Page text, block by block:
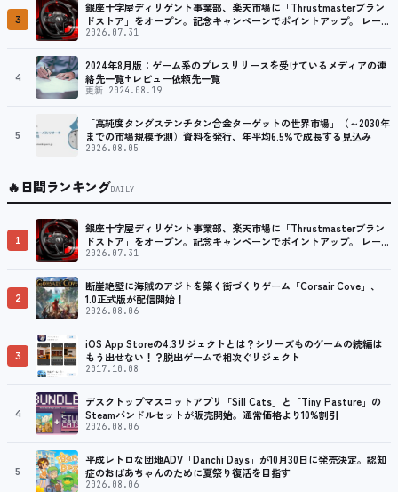
3
銀座十字屋ディリゲント事業部、楽天市場に「Thrustmasterブラン
ドストア」をオープン。記念キャンペーンでポイントアップ。 レーシ
ング／フライトシム向けコントローラーを中心に、幅広くラインナッ
2026.07.31
4
2024年8月版：ゲーム系のプレスリリースを受けているメディアの連
絡先一覧+レビュー依頼先一覧
更新 2024.08.19
5
「高純度タングステンチタン合金ターゲットの世界市場」（～2030年
までの市場規模予測）資料を発行、年平均6.5%で成長する見込み
2026.08.05
🔥日間ランキングDAILY
1
銀座十字屋ディリゲント事業部、楽天市場に「Thrustmasterブラン
ドストア」をオープン。記念キャンペーンでポイントアップ。 レーシ
ング／フライトシム向けコントローラーを中心に、幅広くラインナッ
2026.07.31
2
断崖絶壁に海賊のアジトを築く街づくりゲーム「Corsair Cove」、
1.0正式版が配信開始！
2026.08.06
3
iOS App Storeの4.3リジェクトとは？シリーズものゲームの続編は
もう出せない！？脱出ゲームで相次ぐリジェクト
2017.10.08
4
デスクトップマスコットアプリ「Sill Cats」と「Tiny Pasture」の
Steamバンドルセットが販売開始。通常価格より10%割引
2026.08.06
5
平成レトロな団地ADV「Danchi Days」が10月30日に発売決定。認知
症のおばあちゃんのために夏祭り復活を目指す
2026.08.06